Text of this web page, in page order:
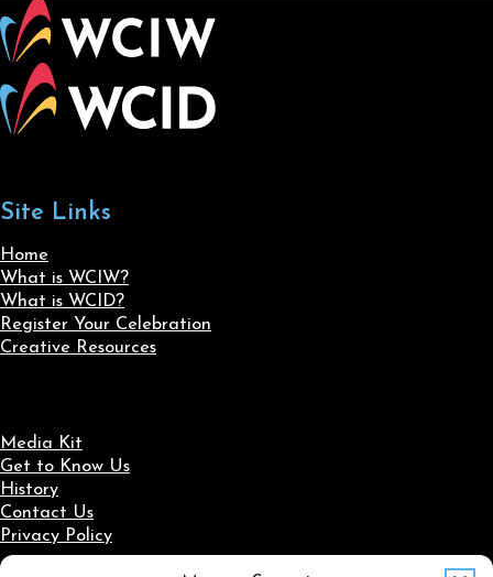
Site Links
Home
What is WCIW?
What is WCID?
Register Your Celebration
Creative Resources
Media Kit
Get to Know Us
History
Contact Us
Privacy Policy